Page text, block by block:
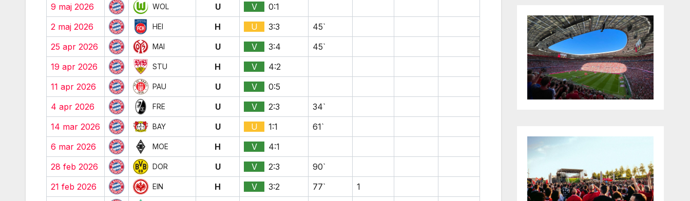
9 maj 2026
WOL U V
0:1
2 maj 2026
HEI H U 3:3
45`
25 apr 2026
MAI U V 3:4
45`
19 apr 2026
STU H V
4:2
11 apr 2026
PAU U V
0:5
4 apr 2026
FRE U V 2:3
34`
14 mar 2026
BAY U U 1:1
61`
6 mar 2026
MOE H V
4:1
28 feb 2026
DOR U V 2:3
90`
21 feb 2026
EIN H V 3:2 77`
1